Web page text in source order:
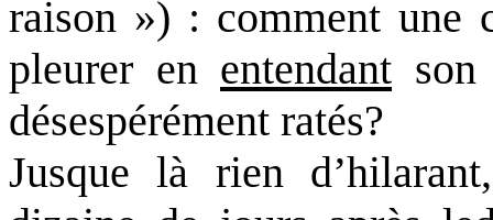
raison ») : comment une
pleurer en entendant
désespérément ratés?
Jusque là rien